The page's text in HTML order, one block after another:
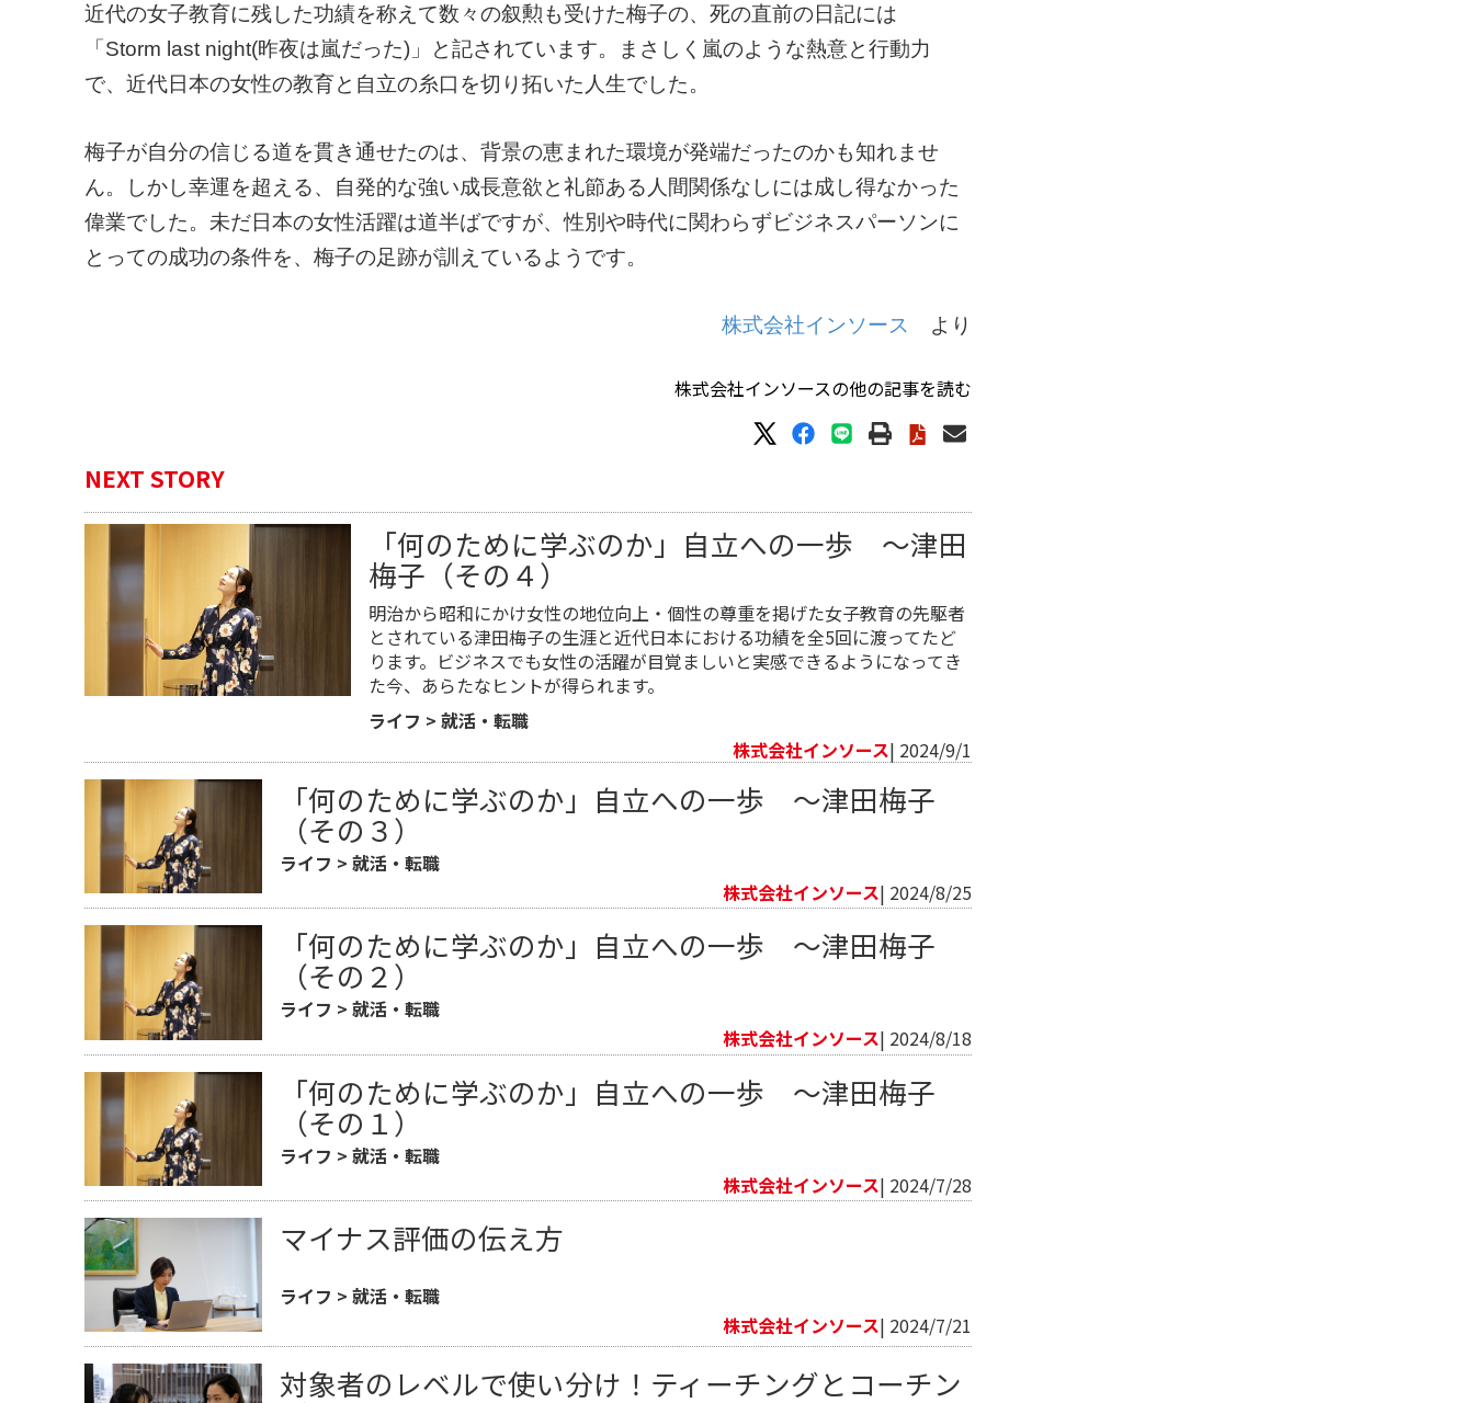
近代の女子教育に残した功績を称えて数々の叙勲も受けた梅子の、死の直前の日記には
「Storm last night(昨夜は嵐だった)」と記されています。まさしく嵐のような熱意と行動力
で、近代日本の女性の教育と自立の糸口を切り拓いた人生でした。
梅子が自分の信じる道を貫き通せたのは、背景の恵まれた環境が発端だったのかも知れませ
ん。しかし幸運を超える、自発的な強い成長意欲と礼節ある人間関係なしには成し得なかった
偉業でした。未だ日本の女性活躍は道半ばですが、性別や時代に関わらずビジネスパーソンに
とっての成功の条件を、梅子の足跡が訓えているようです。
株式会社インソース より
株式会社インソースの他の記事を読む
NEXT STORY
「何のために学ぶのか」自立への一歩 ～津田
梅子（その４）
明治から昭和にかけ女性の地位向上・個性の尊重を掲げた女子教育の先駆者
とされている津田梅子の生涯と近代日本における功績を全5回に渡ってたど
ります。ビジネスでも女性の活躍が目覚ましいと実感できるようになってき
た今、あらたなヒントが得られます。
ライフ > 就活・転職
株式会社インソース| 2024/9/1
「何のために学ぶのか」自立への一歩 ～津田梅子
（その３）
ライフ >就活・転職
株式会社インソース| 2024/8/25
「何のために学ぶのか」自立への一歩 ～津田梅子
（その２）
ライフ >就活・転職
株式会社インソース| 2024/8/18
「何のために学ぶのか」自立への一歩 ～津田梅子
（その１）
ライフ >就活・転職
株式会社インソース| 2024/7/28
マイナス評価の伝え方
ライフ >就活・転職
株式会社インソース| 2024/7/21
対象者のレベルで使い分け！ティーチングとコーチン